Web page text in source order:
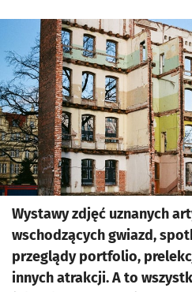
Kliknij, aby powiększyć
Wystawy zdjęć uznanych
wschodzących gwiazd,
przeglądy portfolio,
innych atrakcji. A to